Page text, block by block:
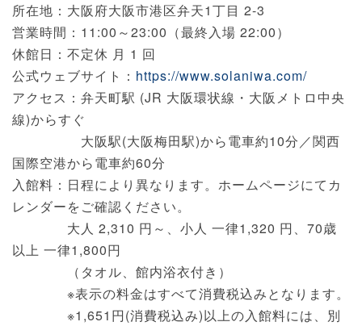
所在地：大阪府大阪市港区弁天1丁目 2-3
営業時間：11:00～23:00（最終入場 22:00）
休館日：不定休 月 1 回
公式ウェブサイト： https://www.solaniwa.com/
アクセス：弁天町駅 (JR 大阪環状線・大阪メトロ中央
線)からすぐ
大阪駅(大阪梅田駅)から電車約10分／関西
国際空港から電車約60分
入館料：日程により異なります。ホームページにてカ
レンダーをご確認ください。
大人 2,310 円～、小人 一律1,320 円、70歳
以上 一律1,800円
（タオル、館内浴衣付き）
※表示の料金はすべて消費税込みとなります。
※1,651円(消費税込み)以上の入館料には、別